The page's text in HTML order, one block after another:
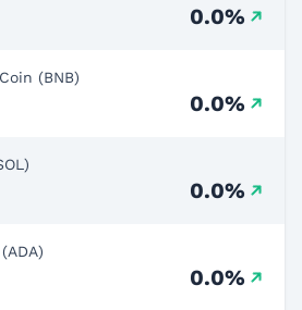
0.0%
(BNB)
0.0%
0.0%
0.0%